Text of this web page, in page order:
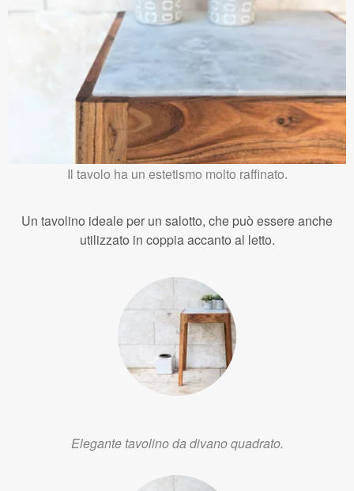
Il tavolo ha un estetismo molto raffinato.
Un tavolino ideale per un salotto, che può essere anche
utilizzato in coppia accanto al letto.
Elegante tavolino da divano quadrato.